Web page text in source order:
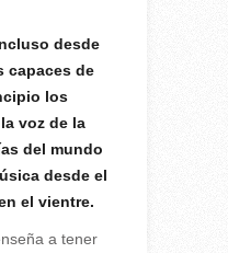
desde
capaces de
los
voz de la
del mundo
desde el
el vientre.
a tener